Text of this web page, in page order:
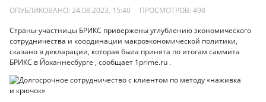
ОПУБЛИКОВАНО: 24.08.2023, 15:40 ПРОСМОТРОВ: 498
Страны-участницы БРИКС привержены углублению экономического
сотрудничества и координации макроэкономической политики,
сказано в декларации, которая была принята по итогам саммита
БРИКС в Йоханнесбурге , сообщает 1prime.ru .